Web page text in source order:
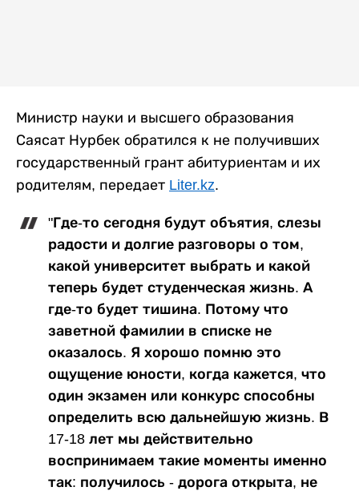
Министр науки и высшего образования
Саясат Нурбек обратился к не получивших
государственный грант абитуриентам и их
родителям, передает Liter.kz.
"Где-то сегодня будут объятия, слезы
радости и долгие разговоры о том,
какой университет выбрать и какой
теперь будет студенческая жизнь. А
где-то будет тишина. Потому что
заветной фамилии в списке не
оказалось. Я хорошо помню это
ощущение юности, когда кажется, что
один экзамен или конкурс способны
определить всю дальнейшую жизнь. В
17-18 лет мы действительно
воспринимаем такие моменты именно
так: получилось - дорога открыта, не